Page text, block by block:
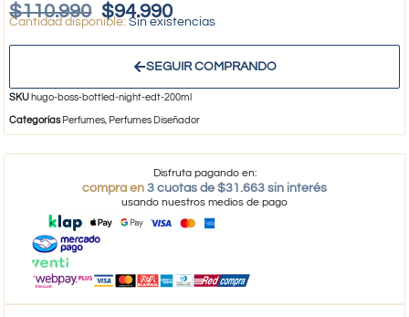
$110.990 $94.990
Sin existencias
SEGUIR COMPRANDO
SKU hugo-boss-bottled-night-edt-200ml
Categorías Perfumes, Perfumes Diseñador
Disfruta pagando en:
compra en 3 cuotas de $31.663 sin interés
usando nuestros medios de pago